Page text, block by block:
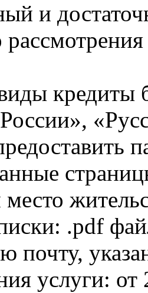
и
кредиты
.pdf
почту,
услуги: от